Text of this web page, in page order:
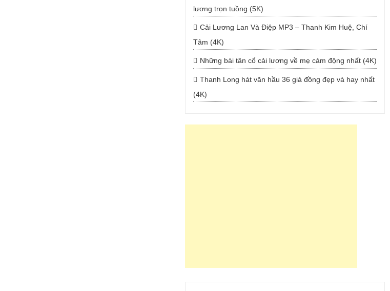
lương trọn tuồng (5K)
Cải Lương Lan Và Điệp MP3 – Thanh Kim Huệ, Chí
Tâm (4K)
Những bài tân cổ cải lương về mẹ cảm động nhất (4K)
Thanh Long hát văn hầu 36 giá đồng đẹp và hay nhất
(4K)